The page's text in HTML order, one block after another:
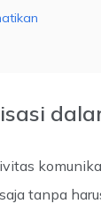
tanpa